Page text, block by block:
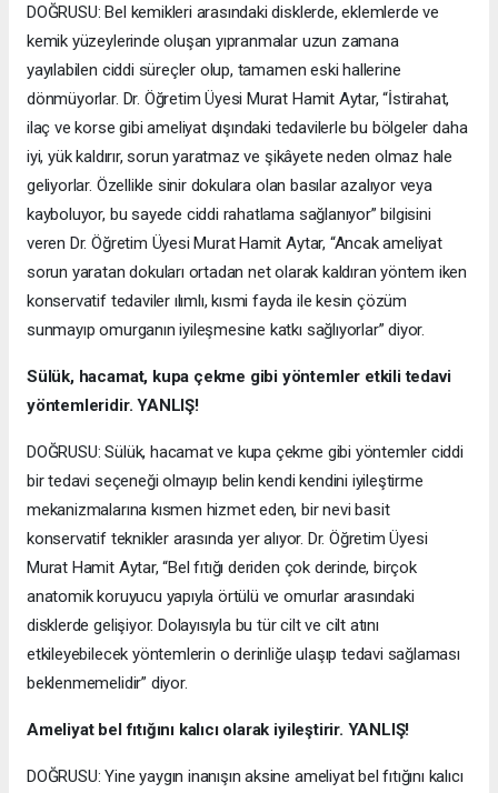
DOĞRUSU: Bel kemikleri arasındaki disklerde, eklemlerde ve
kemik yüzeylerinde oluşan yıpranmalar uzun zamana
yayılabilen ciddi süreçler olup, tamamen eski hallerine
dönmüyorlar. Dr. Öğretim Üyesi Murat Hamit Aytar, “İstirahat,
ilaç ve korse gibi ameliyat dışındaki tedavilerle bu bölgeler daha
iyi, yük kaldırır, sorun yaratmaz ve şikâyete neden olmaz hale
geliyorlar. Özellikle sinir dokulara olan basılar azalıyor veya
kayboluyor, bu sayede ciddi rahatlama sağlanıyor” bilgisini
veren Dr. Öğretim Üyesi Murat Hamit Aytar, “Ancak ameliyat
sorun yaratan dokuları ortadan net olarak kaldıran yöntem iken
konservatif tedaviler ılımlı, kısmi fayda ile kesin çözüm
sunmayıp omurganın iyileşmesine katkı sağlıyorlar” diyor.
Sülük, hacamat, kupa çekme gibi yöntemler etkili tedavi
yöntemleridir. YANLIŞ!
DOĞRUSU: Sülük, hacamat ve kupa çekme gibi yöntemler ciddi
bir tedavi seçeneği olmayıp belin kendi kendini iyileştirme
mekanizmalarına kısmen hizmet eden, bir nevi basit
konservatif teknikler arasında yer alıyor. Dr. Öğretim Üyesi
Murat Hamit Aytar, “Bel fıtığı deriden çok derinde, birçok
anatomik koruyucu yapıyla örtülü ve omurlar arasındaki
disklerde gelişiyor. Dolayısıyla bu tür cilt ve cilt atını
etkileyebilecek yöntemlerin o derinliğe ulaşıp tedavi sağlaması
beklenmemelidir” diyor.
Ameliyat bel fıtığını kalıcı olarak iyileştirir. YANLIŞ!
DOĞRUSU: Yine yaygın inanışın aksine ameliyat bel fıtığını kalıcı